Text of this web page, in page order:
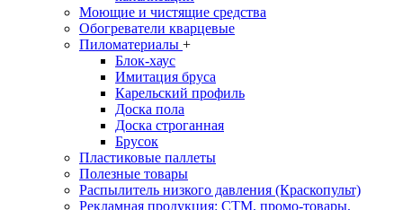
Моющие и чистящие средства
Обогреватели кварцевые
Пиломатериалы +
Блок-хаус
Имитация бруса
Карельский профиль
Доска пола
Доска строганная
Брусок
Пластиковые паллеты
Полезные товары
Распылитель низкого давления (Краскопульт)
Рекламная продукция: CTM, промо-товары,